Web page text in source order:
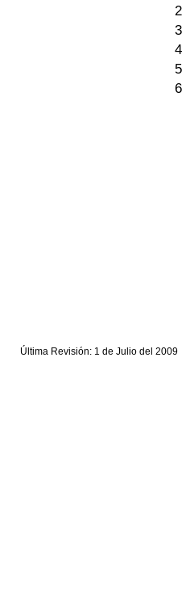
2
3
4
5
6
Última Revisión: 1 de Julio del 2009